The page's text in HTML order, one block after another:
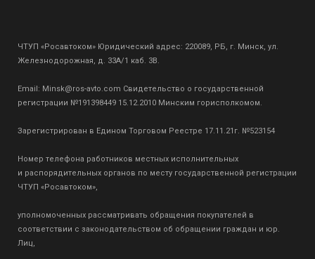
ЧТУП «Росавтоком» Юридический адрес: 220089, РБ, г. Минск, ул.
Железнодорожная, д. 33А/1 каб. 3В.
Email: Minsk@ros-avto.com Свидетельство о государственной
регистрации №191398449 15.12.2010 Минским горисполкомом.
Зарегистрирован в Едином Торговом Реестре 17.11.21г. №523154
Номер телефона работников местных исполнительных
и распорядительных органов по месту государственной регистрации
ЧТУП «Росавтоком»,
уполномоченных рассматривать обращения покупателей в
соответствии с законодательством об обращении граждан и юр.
Лиц,